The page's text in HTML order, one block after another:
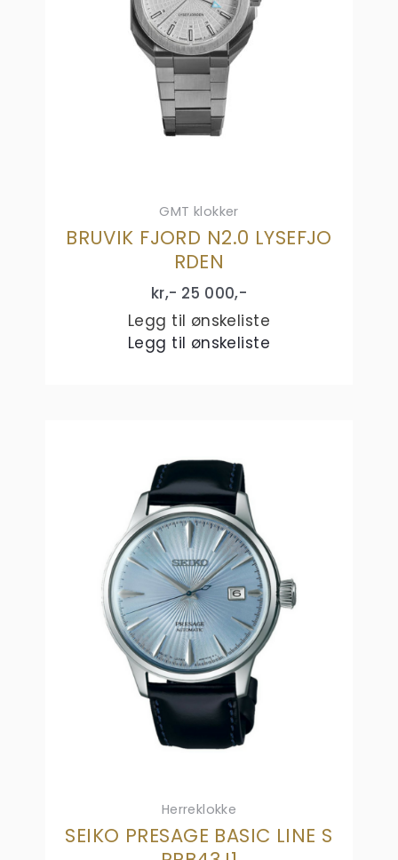
GMT klokker
BRUVIK FJORD N2.0 LYSEFJO
RDEN
kr,- 25 000,-
Legg til ønskeliste
Legg til ønskeliste
Herreklokke
SEIKO PRESAGE BASIC LINE S